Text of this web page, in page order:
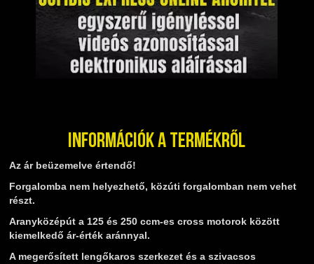
Információk a termékről
Az ár beüzemelve értendő!
Forgalomba nem helyezhető, közúti forgalomban nem vehet
részt.
Aranyközépút a 125 és 250 ccm-es cross motorok között
kiemelkedő ár-érték aránnyal.
A megerősített lengőkaros szerkezet és a szivacsos